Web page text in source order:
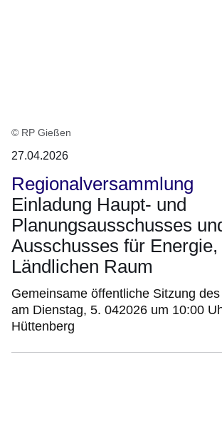
© RP Gießen
27.04.2026
Regionalversammlung
Einladung Haupt- und
Planungsausschusses
Ausschusses für
Ländlichen Raum
Gemeinsame öffentliche Sitzung
am Dienstag, 5. 042026 um 10:00
Hüttenberg